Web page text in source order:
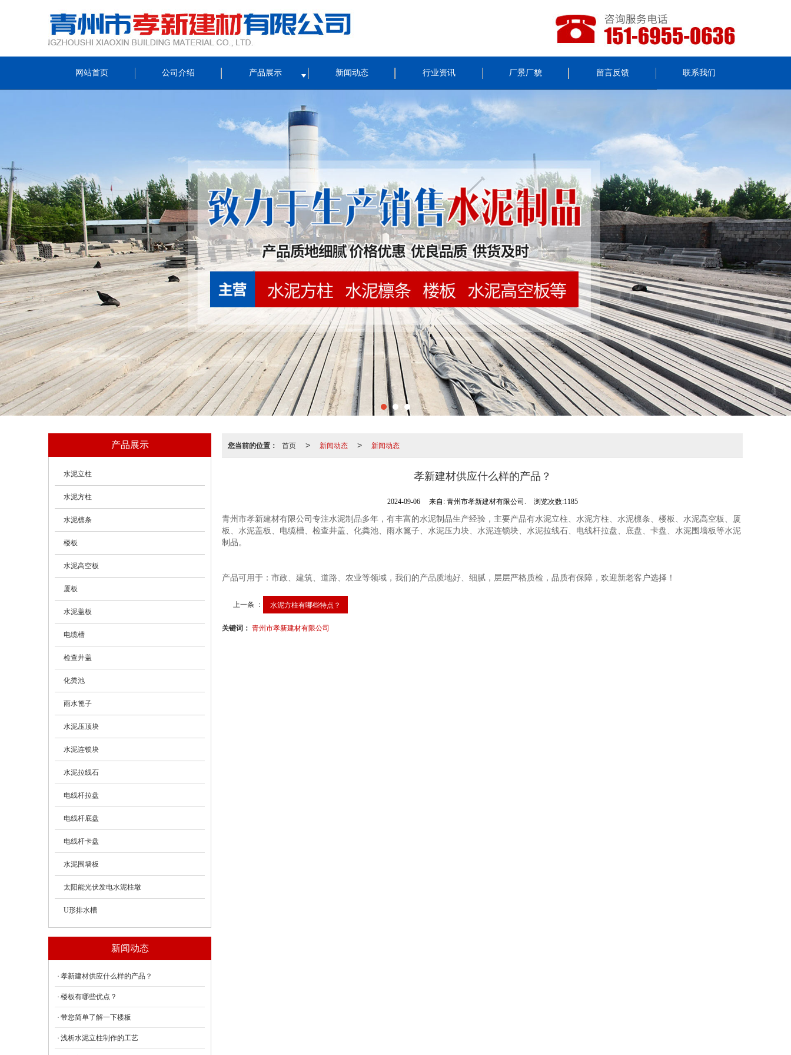
网站首页 公司介绍 产品展示 新闻动态 行业资讯 厂景厂貌 留言反馈 联系我们
您当前的位置： 首页 > 新闻动态 > 新闻动态
孝新建材供应什么样的产品？
2024-09-06 来自: 青州市孝新建材有限公司. 浏览次数:1185
青州市孝新建材有限公司专注水泥制品多年，有丰富的水泥制品生产经验，主要产品有水泥立柱、水泥方柱、水泥檩条、楼板、水泥高空板、厦
板、水泥盖板、电缆槽、检查井盖、化粪池、雨水篦子、水泥压力块、水泥连锁块、水泥拉线石、电线杆拉盘、底盘、卡盘、水泥围墙板等水泥
制品。
产品可用于：市政、建筑、道路、农业等领域，我们的产品质地好、细腻，层层严格质检，品质有保障，欢迎新老客户选择！
上一条 ： 水泥方柱有哪些特点？
关键词： 青州市孝新建材有限公司
产品展示
水泥立柱
水泥方柱
水泥檩条
楼板
水泥高空板
厦板
水泥盖板
电缆槽
检查井盖
化粪池
雨水篦子
水泥压顶块
水泥连锁块
水泥拉线石
电线杆拉盘
电线杆底盘
电线杆卡盘
水泥围墙板
太阳能光伏发电水泥柱墩
U形排水槽
新闻动态
孝新建材供应什么样的产品？
楼板有哪些优点？
带您简单了解一下楼板
浅析水泥立柱制作的工艺